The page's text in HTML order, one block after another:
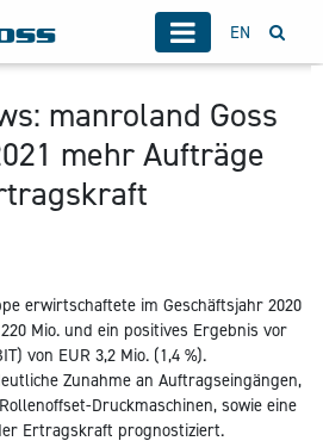
EN
manroland Goss
mehr Aufträge
erwirtschaftete im Geschäftsjahr 2020
Mio. und ein positives Ergebnis vor
von EUR 3,2 Mio. (1,4 %).
Zunahme an Auftragseingängen,
Druckmaschinen, sowie eine
Ertragskraft prognostiziert.